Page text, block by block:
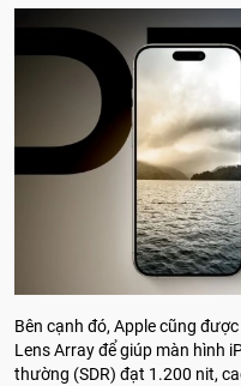
Bên cạnh đó, Apple cũng
Lens Array để giúp màn hình
thường (SDR) đạt 1.200 nit,